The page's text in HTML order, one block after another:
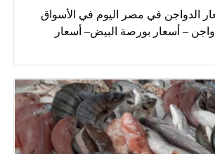
الدواجن في مصر اليوم في الأسواق
– أسعار بورصة البيض– أسعار